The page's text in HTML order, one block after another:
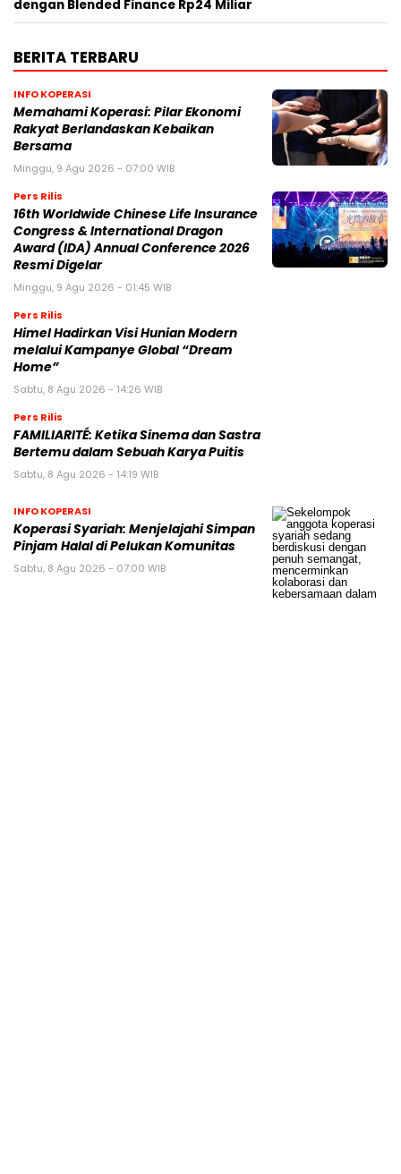
dengan Blended Finance Rp24 Miliar
BERITA TERBARU
INFO KOPERASI
Memahami Koperasi: Pilar Ekonomi
Rakyat Berlandaskan Kebaikan
Bersama
Minggu, 9 Agu 2026 - 07:00 WIB
Pers Rilis
16th Worldwide Chinese Life Insurance
Congress & International Dragon
Award (IDA) Annual Conference 2026
Resmi Digelar
Minggu, 9 Agu 2026 - 01:45 WIB
Pers Rilis
Himel Hadirkan Visi Hunian Modern
melalui Kampanye Global “Dream
Home”
Sabtu, 8 Agu 2026 - 14:26 WIB
Pers Rilis
FAMILIARITÉ: Ketika Sinema dan Sastra
Bertemu dalam Sebuah Karya Puitis
Sabtu, 8 Agu 2026 - 14:19 WIB
INFO KOPERASI
Koperasi Syariah: Menjelajahi Simpan
Pinjam Halal di Pelukan Komunitas
Sabtu, 8 Agu 2026 - 07:00 WIB